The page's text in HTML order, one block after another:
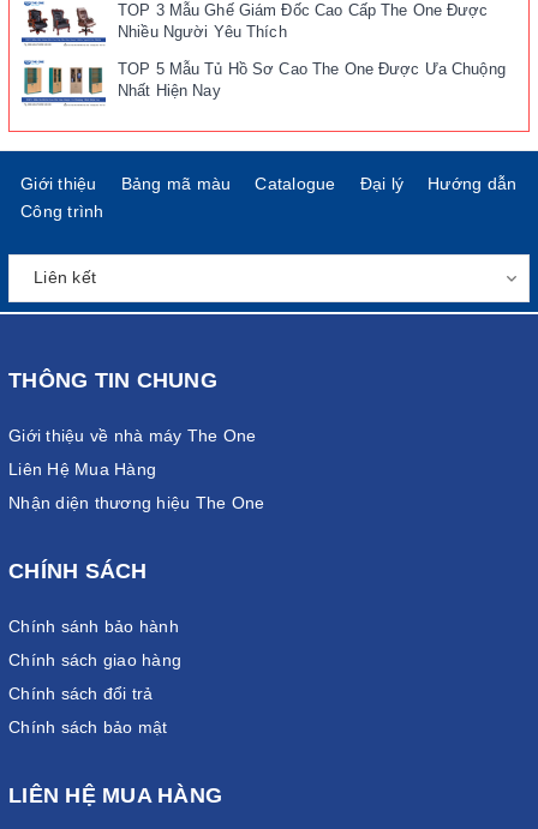
TOP 3 Mẫu Ghế Giám Đốc Cao Cấp The One Được
Nhiều Người Yêu Thích
TOP 5 Mẫu Tủ Hồ Sơ Cao The One Được Ưa Chuộng
Nhất Hiện Nay
Giới thiệu Bảng mã màu Catalogue Đại lý
Hướng dẫn
Công trình
THÔNG TIN CHUNG
Giới thiệu về nhà máy The One
Liên Hệ Mua Hàng
Nhận diện thương hiệu The One
CHÍNH SÁCH
Chính sánh bảo hành
Chính sách giao hàng
Chính sách đổi trả
Chính sách bảo mật
LIÊN HỆ MUA HÀNG